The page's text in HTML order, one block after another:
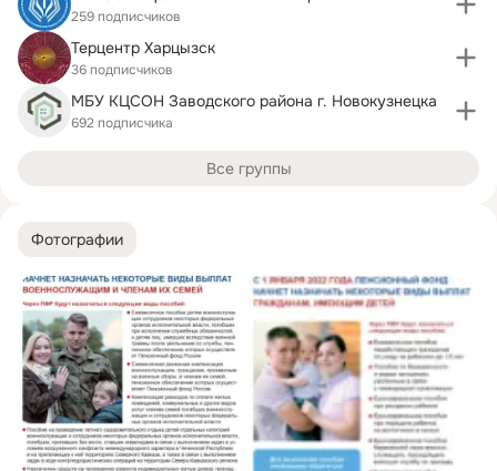
Фотографии
259 подписчиков
Терцентр Харцызск
36 подписчиков
МБУ КЦСОН Заводского района г. Новокузнецка
692 подписчика
Все группы